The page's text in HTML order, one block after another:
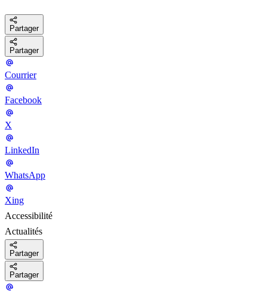
Partager
Partager
Courrier
Facebook
X
LinkedIn
WhatsApp
Xing
Accessibilité
Actualités
Partager
Partager